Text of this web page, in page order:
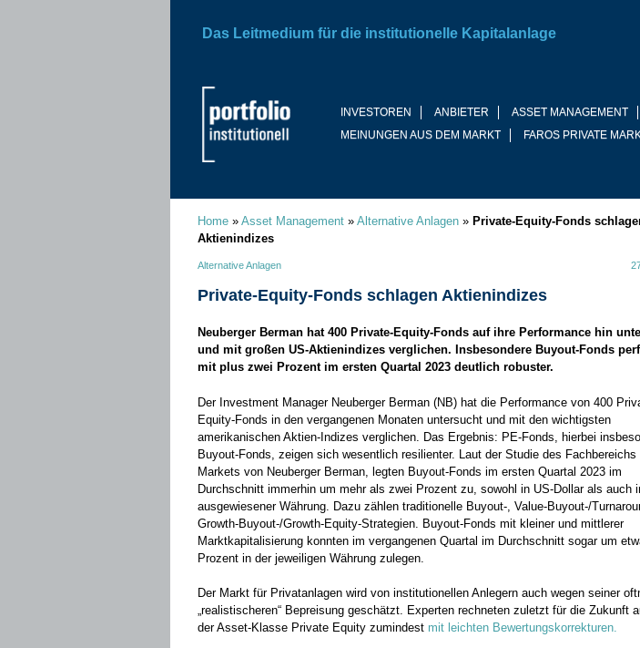
INVESTOREN ANBIETER ASSET MANAGEMENT
MEINUNGEN AUS DEM MARKT
FAROS PRIVATE
Das Leitmedium für die institutionelle Kapitalanlage
Home » Asset Management » Alternative Anlagen » Private-Equity-Fonds
Aktienindizes
Alternative Anlagen
Private-Equity-Fonds schlagen Aktienindizes
Neuberger Berman hat 400 Private-Equity-Fonds auf ihre Performance hin
und mit großen US-Aktienindizes verglichen. Insbesondere Buyout-Fonds
mit plus zwei Prozent im ersten Quartal 2023 deutlich robuster.
Der Investment Manager Neuberger Berman (NB) hat die Performance von 400
Equity-Fonds in den vergangenen Monaten untersucht und mit den wichtigsten
amerikanischen Aktien-Indizes verglichen. Das Ergebnis: PE-Fonds, hierbei
Buyout-Fonds, zeigen sich wesentlich resilienter. Laut der Studie des Fachbereichs
Markets von Neuberger Berman, legten Buyout-Fonds im ersten Quartal 2023 im
Durchschnitt immerhin um mehr als zwei Prozent zu, sowohl in US-Dollar als auch
ausgewiesener Währung. Dazu zählen traditionelle Buyout-, Value-Buyout-/
Growth-Buyout-/Growth-Equity-Strategien. Buyout-Fonds mit kleiner und mittlerer
Marktkapitalisierung konnten im vergangenen Quartal im Durchschnitt sogar um
Prozent in der jeweiligen Währung zulegen.
Der Markt für Privatanlagen wird von institutionellen Anlegern auch wegen seiner
„realistischeren“ Bepreisung geschätzt. Experten rechneten zuletzt für die Zukunft
der Asset-Klasse Private Equity zumindest mit leichten Bewertungskorrekturen.